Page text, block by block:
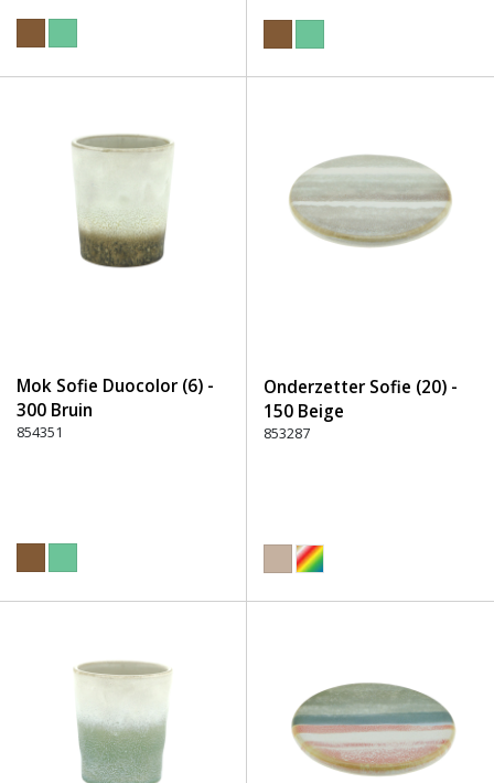
Mok Sofie Duocolor (6) -
300 Bruin
854351
Onderzetter Sofie (20) -
150 Beige
853287